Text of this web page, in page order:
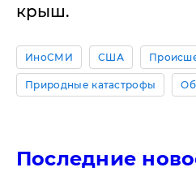
крыш.
ИноСМИ США
Природные катастрофы
Последние